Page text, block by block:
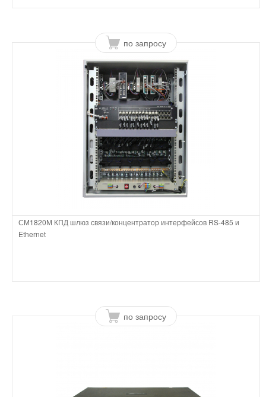
по запросу
СМ1820М КПД шлюз связи/концентратор интерфейсов RS-485 и
Ethernet
по запросу